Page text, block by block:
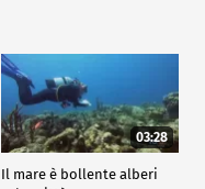
03:28
Il mare è bollente alberi